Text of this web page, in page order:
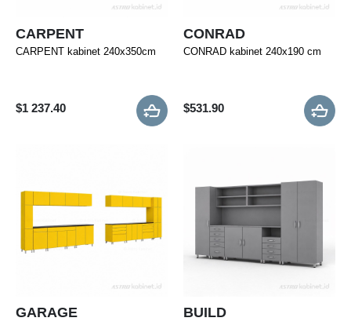
CARPENT
CARPENT kabinet 240x350cm
$1 237.40
CONRAD
CONRAD kabinet 240x190 cm
$531.90
GARAGE BUILD